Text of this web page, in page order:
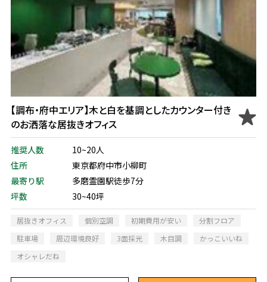
【調布・府中エリア】木と白を基調としたカウンター付き
のお洒落な居抜きオフィス
推奨人数
10~20人
住所
東京都府中市小柳町
最寄り駅
多磨霊園駅徒歩7分
坪数
30~40坪
居抜きオフィス 個別空調 初期費用が安い
分割フロア
駐車場
周辺環境良好 3面採光 木目調
かっこいいね
オシャレだね